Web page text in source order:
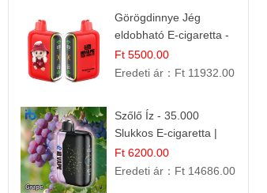
Görögdinnye Jég
eldobható E-cigaretta -
25.000 Slukk | Frissítő
Nyári Íz
Ft 5500.00
Eredeti ár： Ft 11932.00
Szőlő Íz - 35.000
Slukkos E-cigaretta |
Friss Gyümölcs Aroma
Ft 6200.00
Eredeti ár： Ft 14686.00